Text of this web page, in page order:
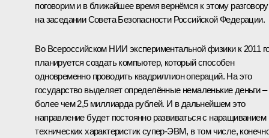
поговорим и в ближайшее время вернёмся к этому разговору
на заседании Совета Безопасности Российской Федерации.
Во Всероссийском НИИ экспериментальной физики к 2011
планируется создать компьютер, который способен
одновременно проводить квадриллион операций. На это
государство выделяет определённые немаленькие деньги –
более чем 2,5 миллиарда рублей. И в дальнейшем это
направление будет постоянно развиваться с наращиванием
технических характеристик супер-ЭВМ, в том числе,